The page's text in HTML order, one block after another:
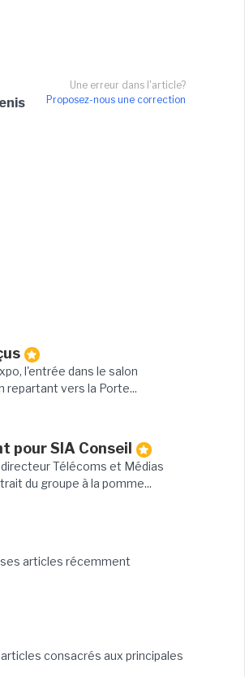
Une erreur dans l'article?
Proposez-nous une correction
l'entrée dans le salon
repartant vers la Porte...
pour SIA Conseil
Télécoms et Médias
du groupe à la pomme...
articles récemment
consacrés aux principales